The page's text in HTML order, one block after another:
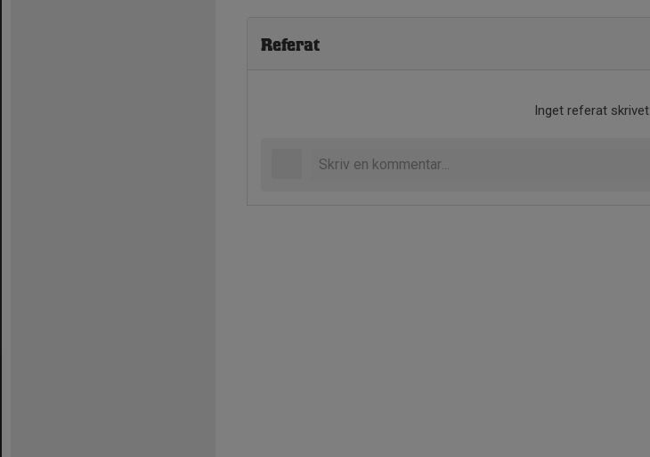
Referat
Inget referat skrivet